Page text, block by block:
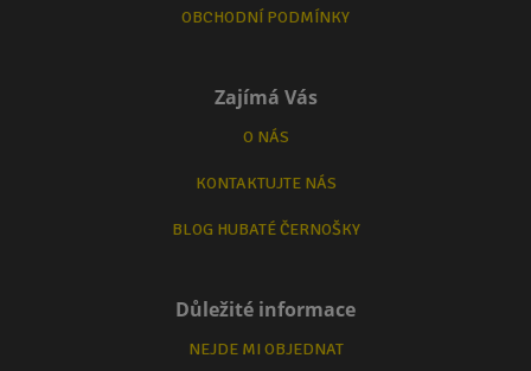
OBCHODNÍ PODMÍNKY
Zajímá Vás
O NÁS
KONTAKTUJTE NÁS
BLOG HUBATÉ ČERNOŠKY
Důležité informace
NEJDE MI OBJEDNAT